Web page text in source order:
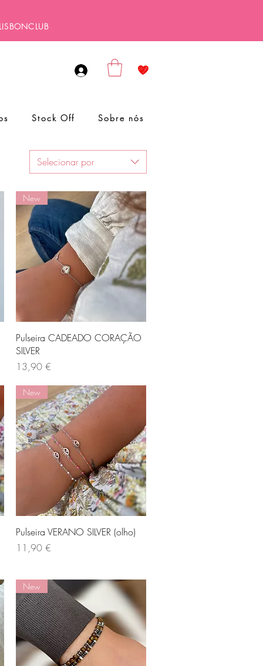
Stock Off Sobre nós
Selecionar por
Visualização rápida
New
Pulseira CADEADO CORAÇÃO
SILVER
Preço
13,90 €
Visualização rápida
New
Pulseira VERANO SILVER (olho)
Preço
11,90 €
New